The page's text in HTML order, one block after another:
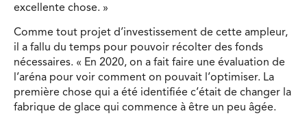
excellente chose. »
Comme tout projet d’investissement de cette ampleur,
il a fallu du temps pour pouvoir récolter des fonds
nécessaires. « En 2020, on a fait faire une évaluation de
l’aréna pour voir comment on pouvait l’optimiser. La
première chose qui a été identifiée c’était de changer la
fabrique de glace qui commence à être un peu âgée.